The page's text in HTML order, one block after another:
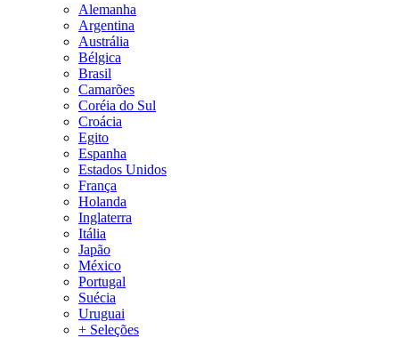
Alemanha
Argentina
Austrália
Bélgica
Brasil
Camarões
Coréia do Sul
Croácia
Egito
Espanha
Estados Unidos
França
Holanda
Inglaterra
Itália
Japão
México
Portugal
Suécia
Uruguai
+ Seleções